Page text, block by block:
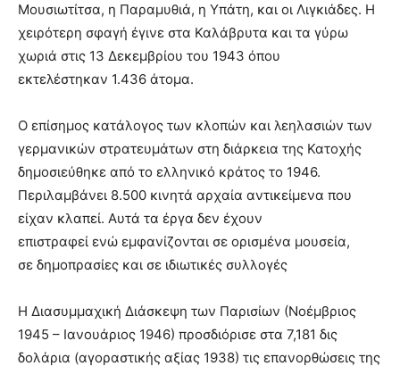
Μουσιωτίτσα, η Παραμυθιά, η Υπάτη, και οι Λιγκιάδες. Η
χειρότερη σφαγή έγινε στα Καλάβρυτα και τα γύρω
χωριά στις 13 Δεκεμβρίου του 1943 όπου
εκτελέστηκαν 1.436 άτομα.
Ο επίσημος κατάλογος των κλοπών και λεηλασιών των
γερμανικών στρατευμάτων στη διάρκεια της Κατοχής
δημοσιεύθηκε από το ελληνικό κράτος το 1946.
Περιλαμβάνει 8.500 κινητά αρχαία αντικείμενα που
είχαν κλαπεί. Αυτά τα έργα δεν έχουν
επιστραφεί ενώ εμφανίζονται σε ορισμένα μουσεία,
σε δημοπρασίες και σε ιδιωτικές συλλογές
Η Διασυμμαχική Διάσκεψη των Παρισίων (Νοέμβριος
1945 – Ιανουάριος 1946) προσδιόρισε στα 7,181 δις
δολάρια (αγοραστικής αξίας 1938) τις επανορθώσεις της